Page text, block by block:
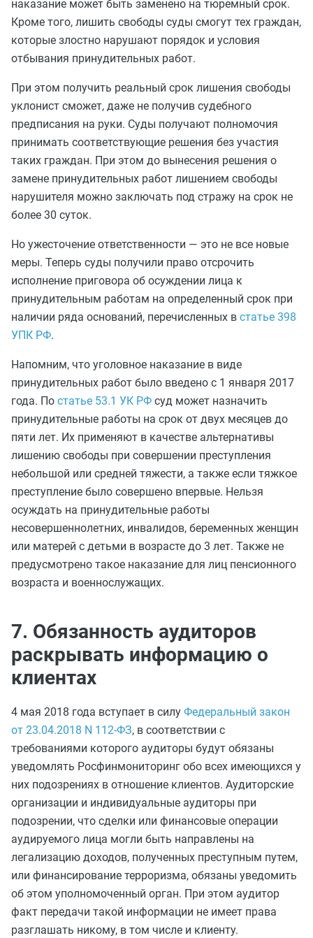
наказание может быть заменено на тюремный срок.
Кроме того, лишить свободы суды смогут тех граждан,
которые злостно нарушают порядок и условия
отбывания принудительных работ.
При этом получить реальный срок лишения свободы
уклонист сможет, даже не получив судебного
предписания на руки. Суды получают полномочия
принимать соответствующие решения без участия
таких граждан. При этом до вынесения решения о
замене принудительных работ лишением свободы
нарушителя можно заключать под стражу на срок не
более 30 суток.
Но ужесточение ответственности — это не все новые
меры. Теперь суды получили право отсрочить
исполнение приговора об осуждении лица к
принудительным работам на определенный срок при
наличии ряда оснований, перечисленных в статье 398
УПК РФ.
Напомним, что уголовное наказание в виде
принудительных работ было введено с 1 января 2017
года. По статье 53.1 УК РФ суд может назначить
принудительные работы на срок от двух месяцев до
пяти лет. Их применяют в качестве альтернативы
лишению свободы при совершении преступления
небольшой или средней тяжести, а также если тяжкое
преступление было совершено впервые. Нельзя
осуждать на принудительные работы
несовершеннолетних, инвалидов, беременных женщин
или матерей с детьми в возрасте до 3 лет. Также не
предусмотрено такое наказание для лиц пенсионного
возраста и военнослужащих.
7. Обязанность аудиторов
раскрывать информацию о
клиентах
4 мая 2018 года вступает в силу Федеральный закон
от 23.04.2018 N 112-ФЗ, в соответствии с
требованиями которого аудиторы будут обязаны
уведомлять Росфинмониторинг обо всех имеющихся у
них подозрениях в отношение клиентов. Аудиторские
организации и индивидуальные аудиторы при
подозрении, что сделки или финансовые операции
аудируемого лица могли быть направлены на
легализацию доходов, полученных преступным путем,
или финансирование терроризма, обязаны уведомить
об этом уполномоченный орган. При этом аудитор
факт передачи такой информации не имеет права
разглашать никому, в том числе и клиенту.